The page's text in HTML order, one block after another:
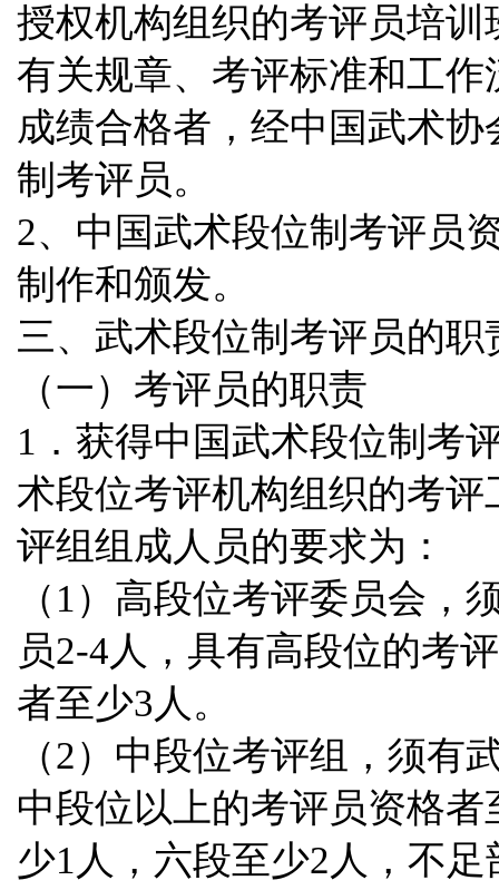
授权机构组织的考评员培
有关规章、考评标准和工
成绩合格者，经中国武术协
制考评员。
2、中国武术段位制考评员
制作和颁发。
三、武术段位制考评员的职
（一）考评员的职责
1．获得中国武术段位制考
术段位考评机构组织的考
评组组成人员的要求为：
（1）高段位考评委员会，
员2-4人，具有高段位的考
者至少3人。
（2）中段位考评组，须有
中段位以上的考评员资格
少1人，六段至少2人，不